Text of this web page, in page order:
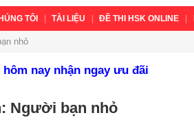
TÔI TÀI LIỆU ĐỀ THI HSK ONLINE
nhỏ
nay nhận ngay ưu đãi
Người bạn nhỏ